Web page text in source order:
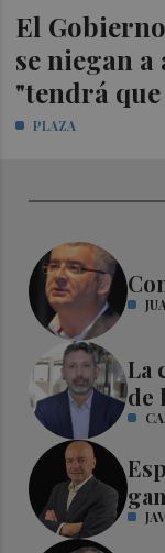
El
se niegan a
"tendrá
PLAZA
La
de